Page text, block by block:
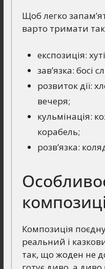
Щоб легко
варто тримати
експозиція:
зав’язка: босі
розвиток дії:
вечеря;
кульмінація:
корабель;
розв’язка:
Композиція
реальний і
так, що жоден не